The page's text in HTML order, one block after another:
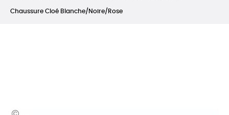
Chaussure Cloé Blanche/Noire/Rose